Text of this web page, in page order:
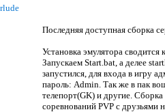
Последняя доступная сборка
Установка эмулятора сводится
Запускаем Start.bat, а делее
запустился, для входа в игру
пароль: Admin. Так же в пак
телепорт(GK) и другие.
соревнований PVP с друзьями